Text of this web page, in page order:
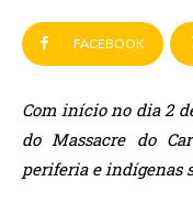
FACEBOOK
Com início no dia 2
do Massacre do
periferia e indígenas